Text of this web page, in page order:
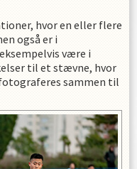
hvor en eller flere
også er i
være i
til et stævne, hvor
sammen til